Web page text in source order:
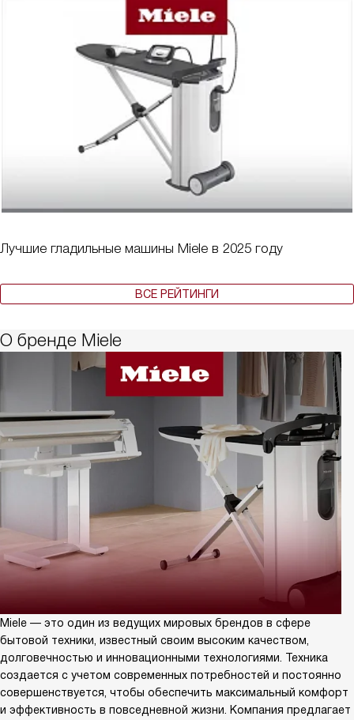
Лучшие гладильные машины Miele в 2025 году
ВСЕ РЕЙТИНГИ
О бренде Miele
Miele — это один из ведущих мировых брендов в сфере
бытовой техники, известный своим высоким качеством,
долговечностью и инновационными технологиями. Техника
создается с учетом современных потребностей и постоянно
совершенствуется, чтобы обеспечить максимальный комфорт
и эффективность в повседневной жизни. Компания предлагает